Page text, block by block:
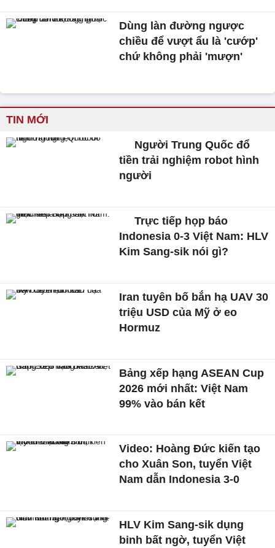
Dùng làn đường ngược
chiều để vượt ẩu là 'cướp'
chứ không phải 'mượn'
TIN MỚI
Người Trung Quốc đổ
tiền trải nghiệm robot hình
người
Trực tiếp họp báo
Indonesia 0-3 Việt Nam: HLV
Kim Sang-sik nói gì?
Iran tuyên bố bắn hạ UAV 30
triệu USD của Mỹ ở eo
Hormuz
Bảng xếp hạng ASEAN Cup
2026 mới nhất: Việt Nam
99% vào bán kết
Video: Hoàng Đức kiến tạo
cho Xuân Son, tuyển Việt
Nam dẫn Indonesia 3-0
HLV Kim Sang-sik dụng
binh bất ngờ, tuyển Việt